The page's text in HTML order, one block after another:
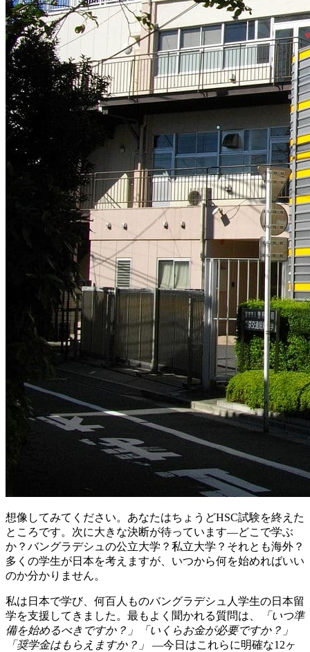
想像してみてください。あなたはちょうどHSC試験を終えた
ところです。次に大きな決断が待っています—どこで学ぶ
か？バングラデシュの公立大学？私立大学？それとも海外？
多くの学生が日本を考えますが、いつから何を始めればいい
のか分かりません。
私は日本で学び、何百人ものバングラデシュ人学生の日本留
学を支援してきました。最もよく聞かれる質問は、
「いつ準
備を始めるべきですか？」「いくらお金が必要ですか？」
「奨学金はもらえますか？」
—今日はこれらに明確な12ヶ